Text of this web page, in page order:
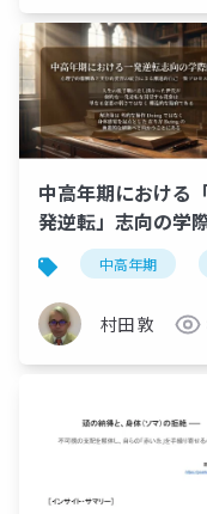
中高年期における
発逆転」志向の学
考察：心理学的報
と実存的変容の統
よる漸進的「自己一
致」プロセスの探
中高年期
村田 敦